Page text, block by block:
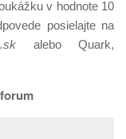
v hodnote 10
posielajte na
alebo Quark,